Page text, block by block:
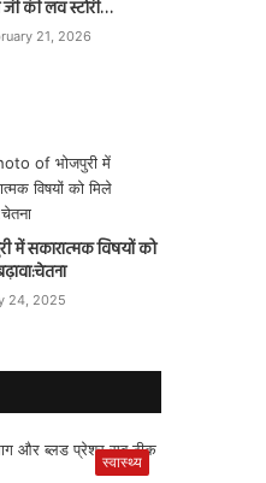
की लव स्टोरी…
21, 2026
में सकारात्मक विषयों को
24, 2025
स्वास्थ्य